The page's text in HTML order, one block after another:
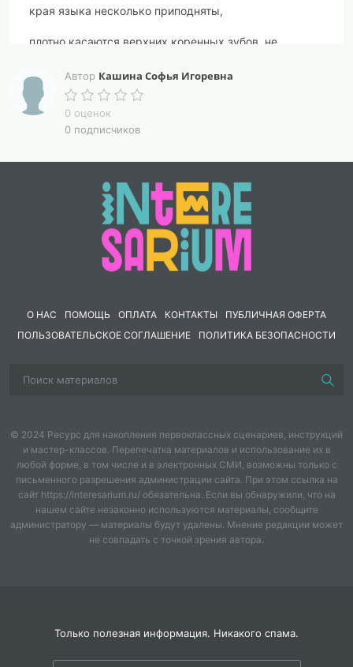
края языка несколько приподняты,
плотно касаются верхних коренных зубов, не
легко. Воздушная струя направлена вперед.
Ж – положение речевого аппарата то же, но
передняя часть языка поднята чуть выше. Язык
струя направлена в небо.
Щ – углы рта собраны. Кончик языка опущен.
Боковые края языка касаются коренных зубов.
Язык напряжен.
произносятся коротко и быстро!
их с гласными звуками, продолжая контролировать
точность необходимой артикуляции.
УПРАЖНЕНИЯ
1.чи – че – ча – че – чу – чи
Автор Кашина Софья Игоревна
0 оценок
0 подписчиков
О НАС ПОМОЩЬ ОПЛАТА КОНТАКТЫ
ПУБЛИЧНАЯ ОФЕРТА
ПОЛЬЗОВАТЕЛЬСКОЕ СОГЛАШЕНИЕ
ПОЛИТИКА БЕЗОПАСНОСТИ
© 2024 Ресурс для накопления первоклассных сценариев, инструкций
и мастер-классов. Перепечатка материалов и использование их в
любой форме, в том числе и в электронных СМИ, возможны только с
письменного разрешения администрации сайта. При этом ссылка на
сайт https://interesarium.ru/ обязательна. Если вы обнаружили, что на
нашем сайте незаконно используются материалы, сообщите
администратору — материалы будут удалены. Мнение редакции может
не совпадать с точкой зрения автора.
Только полезная информация. Никакого спама.